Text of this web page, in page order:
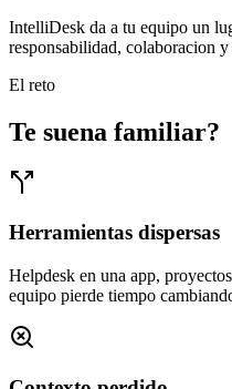
IntelliDesk da a tu equipo un
responsabilidad, colaboracion
El reto
Te suena familiar?
Herramientas dispersas
Helpdesk en una app,
equipo pierde tiempo